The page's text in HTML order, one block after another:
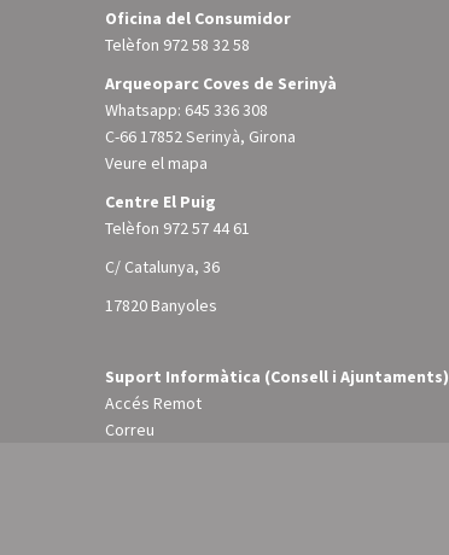
Oficina del Consumidor
Telèfon 972 58 32 58
Arqueoparc Coves de Serinyà
Whatsapp: 645 336 308
C-66 17852 Serinyà, Girona
Veure el mapa
Centre El Puig
Telèfon 972 57 44 61
C/ Catalunya, 36
17820 Banyoles
Suport Informàtica (Consell i Ajuntaments)
Accés Remot
Correu